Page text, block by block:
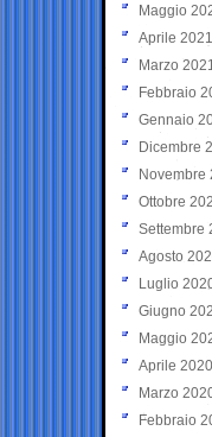
Maggio
Aprile 2021
Marzo
Febbraio
Gennaio
Dicembre
Novembre
Ottobre
Settembre
Agosto
Luglio
Giugno
Maggio
Aprile 2020
Marzo
Febbraio